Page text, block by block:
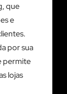
que
e
por sua
permite
lojas